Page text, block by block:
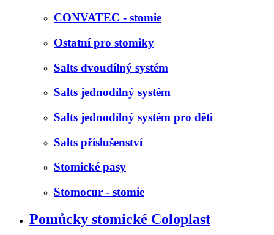
CONVATEC - stomie
Ostatní pro stomiky
Salts dvoudílný systém
Salts jednodílný systém
Salts jednodílný systém pro děti
Salts příslušenství
Stomické pasy
Stomocur - stomie
Pomůcky stomické Coloplast